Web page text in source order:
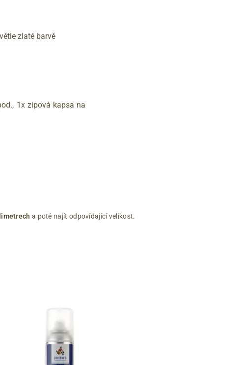
zlaté barvě
1x zipová kapsa na
a poté najít odpovídající velikost.